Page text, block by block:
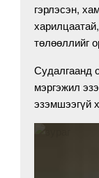
гэрлэсэн,
төлөөллийг
Судалгаанд
мэргэжил
эзэмшээгүй